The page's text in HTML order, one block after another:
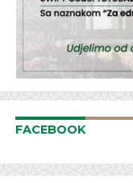
FACEBOOK